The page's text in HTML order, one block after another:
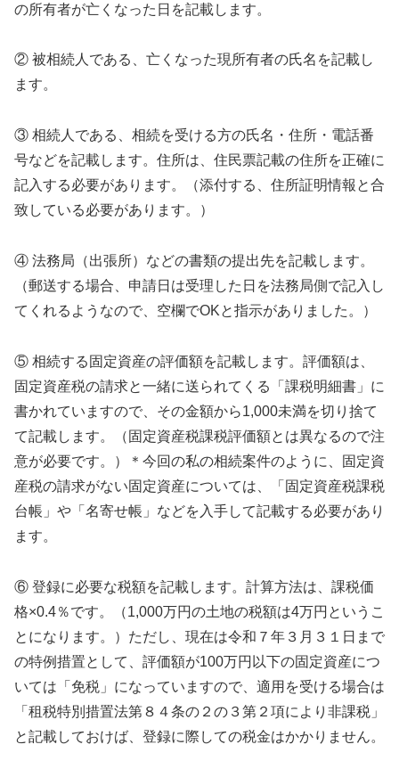
の所有者が亡くなった日を記載します。
② 被相続人である、亡くなった現所有者の氏名を記載し
ます。
③ 相続人である、相続を受ける方の氏名・住所・電話番
号などを記載します。住所は、住民票記載の住所を正確に
記入する必要があります。（添付する、住所証明情報と合
致している必要があります。）
④ 法務局（出張所）などの書類の提出先を記載します。
（郵送する場合、申請日は受理した日を法務局側で記入し
てくれるようなので、空欄でOKと指示がありました。）
⑤ 相続する固定資産の評価額を記載します。評価額は、
固定資産税の請求と一緒に送られてくる「課税明細書」に
書かれていますので、その金額から1,000未満を切り捨て
て記載します。（固定資産税課税評価額とは異なるので注
意が必要です。）＊今回の私の相続案件のように、固定資
産税の請求がない固定資産については、「固定資産税課税
台帳」や「名寄せ帳」などを入手して記載する必要があり
ます。
⑥ 登録に必要な税額を記載します。計算方法は、課税価
格×0.4％です。（1,000万円の土地の税額は4万円というこ
とになります。）ただし、現在は令和７年３月３１日まで
の特例措置として、評価額が100万円以下の固定資産につ
いては「免税」になっていますので、適用を受ける場合は
「租税特別措置法第８４条の２の３第２項により非課税」
と記載しておけば、登録に際しての税金はかかりません。